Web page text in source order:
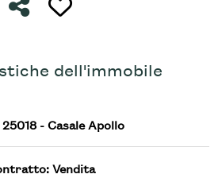
CondividiPreferiti: Cod. 25018 -
dell'immobile
- Casale Apollo
Vendita